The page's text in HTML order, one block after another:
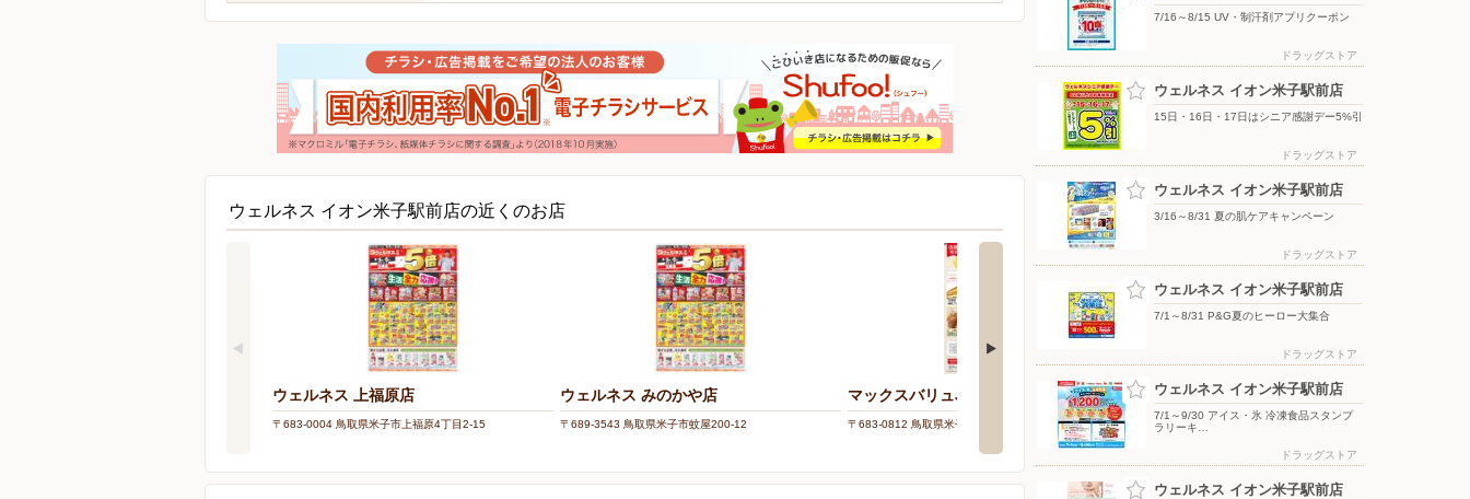
ウェルネス イオン米子駅前店の近くのお店
ウェルネス 上福原店
〒683-0004 鳥取県米子市上福原4丁目2-15
ウェルネス みのかや店
〒689-3543 鳥取県米子市蚊屋200-12
マックスバリュJU米子高島屋店
〒683-0812 鳥取県米子市角盤町1-30
バースデイ/大庭店
〒690-0033 島根県松江市大庭町1803-6
7/16～8/15 UV・制汗剤アプリクーポン
ドラッグストア
ウェルネス イオン米子駅前店
15日・16日・17日はシニア感謝デー5%引
ドラッグストア
ウェルネス イオン米子駅前店
3/16～8/31 夏の肌ケアキャンペーン
ドラッグストア
ウェルネス イオン米子駅前店
7/1～8/31 P&G夏のヒーロー大集合
ドラッグストア
ウェルネス イオン米子駅前店
7/1～9/30 アイス・氷 冷凍食品スタンプ
ラリーキ…
ドラッグストア
ウェルネス イオン米子駅前店